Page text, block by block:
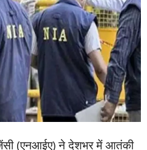
(एनआईए) ने देशभर में आतंकी